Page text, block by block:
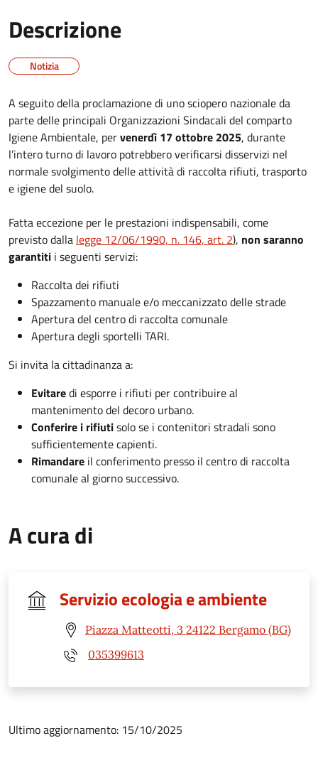
Descrizione
Notizia
A seguito della proclamazione di uno sciopero nazionale da
parte delle principali Organizzazioni Sindacali del comparto
Igiene Ambientale, pervenerdì 17 ottobre 2025, durante
l’intero turno di lavoro potrebbero verificarsi disservizi nel
normale svolgimento delle attività di raccolta rifiuti, trasporto
e igiene del suolo.
Fatta eccezione per le prestazioni indispensabili, come
previsto dalla legge 12/06/1990, n. 146, art. 2), non saranno
garantiti i seguenti servizi:
Raccolta dei rifiuti
Spazzamento manuale e/o meccanizzato delle strade
Apertura del centro di raccolta comunale
Apertura degli sportelli TARI.
Si invita la cittadinanza a:
Evitaredi esporre i rifiuti per contribuire al
mantenimento del decoro urbano.
Conferire i rifiutisolo se i contenitori stradali sono
sufficientemente capienti.
Rimandare il conferimento presso il centro di raccolta
comunale al giorno successivo.
A cura di
Servizio ecologia e ambiente
Piazza Matteotti, 3 24122 Bergamo (BG)
035399613
Ultimo aggiornamento: 15/10/2025